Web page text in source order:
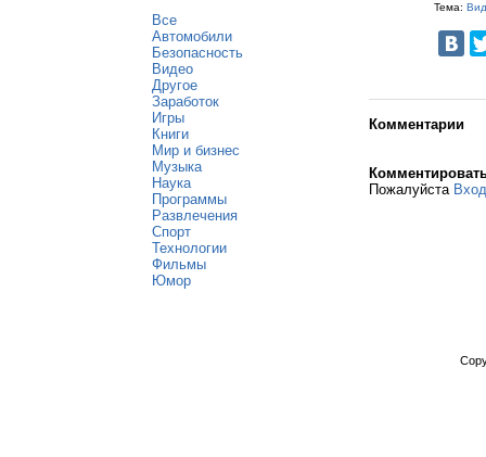
Все
Автомобили
Безопасность
Видео
Другое
Заработок
Игры
Книги
Мир и бизнес
Музыка
Наука
Программы
Развлечения
Спорт
Технологии
Фильмы
Юмор
Тема:
Комментарии
Пожалуйста Вход